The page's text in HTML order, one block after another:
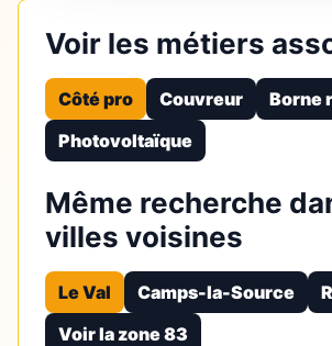
Voir les métiers
Côté pro Couvreur
Borne
Photovoltaïque
Même recherche
villes voisines
Le Val Camps-la-Source
Voir la zone 83